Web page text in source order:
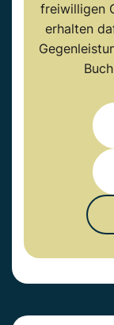
freiwilligen
erhalten